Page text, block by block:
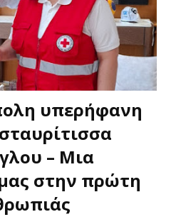
υπερήφανη
– Μια
στην πρώτη